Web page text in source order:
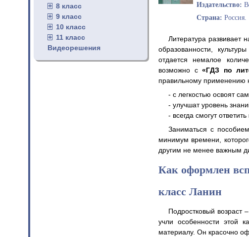
8 класс
9 класс
10 класс
11 класс
Видеорешения
Издательство:
Страна: Россия.
Литература развивает
образованности,
отдается немалое
возможно с «ГДЗ по
правильному применению
- с легкостью освоят
- улучшат уровень
- всегда смогут
Заниматься с
минимум времени,
другим не менее важным
Как оформлен
класс Ланин
Подростковый возраст
учли особенности этой
материалу. Он красочно